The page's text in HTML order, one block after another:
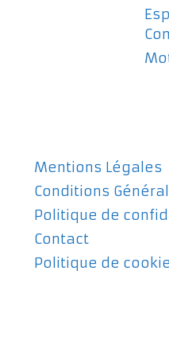
Mentions Légales
Conditions
Politique de
Contact
Politique de